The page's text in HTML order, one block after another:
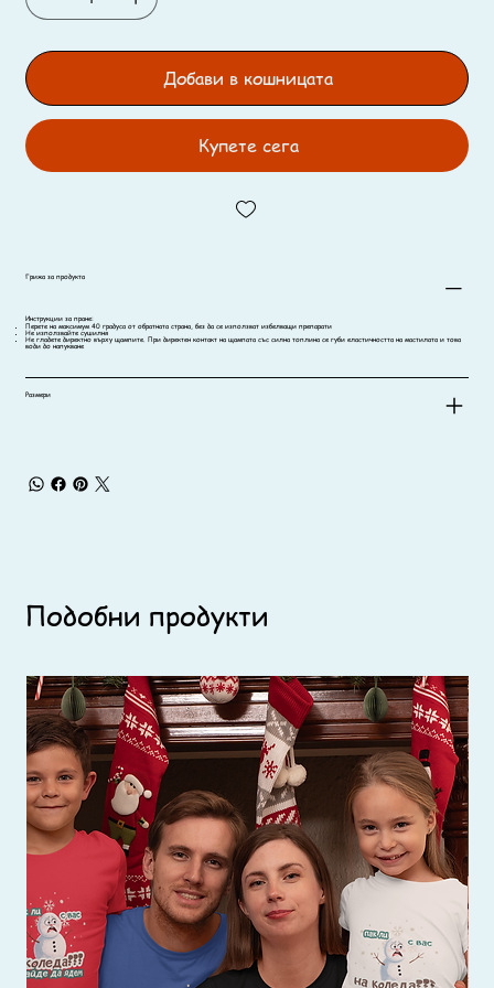
Добави в кошницата
Купете сега
Грижа за продукта
Инструкции за пране:
Перете на максимум 40 градуса от обратната страна, без да се използват избелващи препарати
Не използвайте сушилня
Не гладете директно върху щампите. При директен контакт на щампата със силна топлина се губи еластичността на мастилата и това
води до напукване
Размери
Подобни продукти